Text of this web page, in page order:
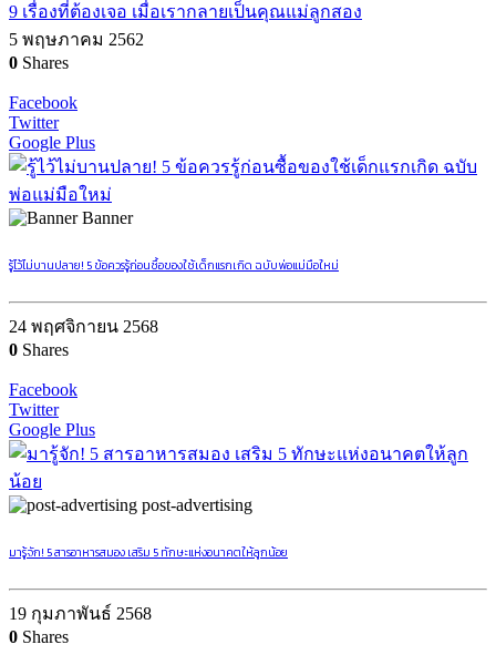
9 เรื่องที่ต้องเจอ เมื่อเรากลายเป็นคุณแม่ลูกสอง
5 พฤษภาคม 2562
0 Shares
Facebook
Twitter
Google Plus
Banner
รู้ไว้ไม่บานปลาย! 5 ข้อควรรู้ก่อนซื้อของใช้เด็กแรกเกิด ฉบับพ่อแม่มือใหม่
24 พฤศจิกายน 2568
0 Shares
Facebook
Twitter
Google Plus
post-advertising
มารู้จัก! 5 สารอาหารสมอง เสริม 5 ทักษะแห่งอนาคตให้ลูกน้อย
19 กุมภาพันธ์ 2568
0 Shares